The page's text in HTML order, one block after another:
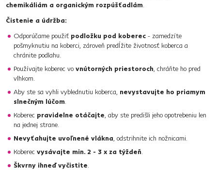
chemikáliám a organickým rozpúšťadlám.
Čistenie a údržba:
Odporúčame použiť podložku pod koberec - zamedzíte
pošmyknutiu na koberci, zároveň predĺžite životnosť koberca a
chránite podlahu.
Používajte koberec vo vnútorných priestoroch, chráňte ho pred
vlhkom.
Aby ste sa vyhli vyblednutiu koberca, nevystavujte ho priamym
slnečným lúčom.
Koberec pravidelne otáčajte, aby ste predišli jeho opotrebeniu len
na jednej strane.
Nevyťahujte uvoľnené vlákna, odstrihnite ich nožnicami.
Koberec vysávajte min. 2 - 3 x za týždeň.
Škvrny ihneď vyčistite.